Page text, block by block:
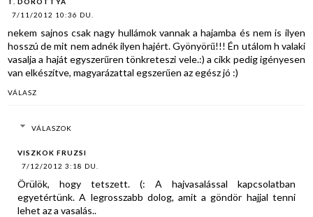
7/11/2012 10:36 DU.
nekem sajnos csak nagy hullámok vannak a hajamba és nem is ilyen
hosszú de mit nem adnék ilyen hajért. Gyönyörű!!! Én utálom h valaki
vasalja a haját egyszerűren tönkreteszi vele.:) a cikk pedig igényesen
van elkészítve, magyarázattal egszerűen az egész jó :)
VÁLASZ
VÁLASZOK
VISZKOK FRUZSI
7/12/2012 3:18 DU.
Örülök, hogy tetszett. (: A hajvasalással kapcsolatban
egyetértünk. A legrosszabb dolog, amit a göndör hajjal tenni
lehet az a vasalás..